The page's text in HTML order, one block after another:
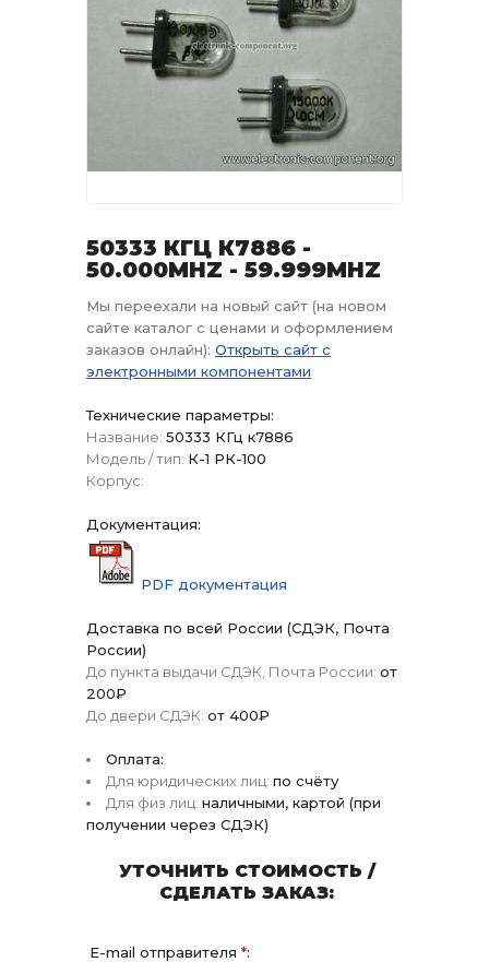
50333 КГЦ К7886 -
50.000MHZ - 59.999MHZ
Мы переехали на новый сайт (на новом
сайте каталог с ценами и оформлением
заказов онлайн): Открыть сайт с
электронными компонентами
Технические параметры:
Название: 50333 КГц к7886
Модель / тип: К-1 РК-100
Корпус:
Документация:
PDF документация
Доставка по всей России (СДЭК, Почта
России)
До пункта выдачи СДЭК, Почта России: от
200₽
До двери СДЭК: от 400₽
Оплата:
Для юридических лиц: по счёту
Для физ лиц: наличными, картой (при
получении через СДЭК)
УТОЧНИТЬ СТОИМОСТЬ /
СДЕЛАТЬ ЗАКАЗ:
E-mail отправителя *: